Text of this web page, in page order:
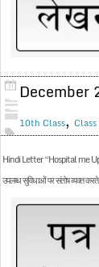
December
10th Class,
Hindi Letter “Hospital me
उपलब्ध सुविधाओं पर संतोष व्यक्त